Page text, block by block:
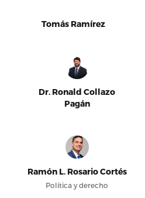
Tomás Ramírez
Dr. Ronald Collazo
Pagán
Ramón L. Rosario Cortés
Política y derecho